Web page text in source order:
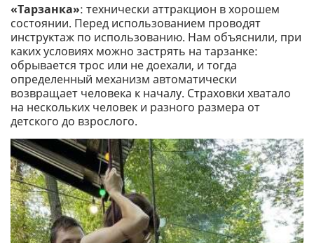
«Тарзанка»: технически аттракцион в хорошем
состоянии. Перед использованием проводят
инструктаж по использованию. Нам объяснили, при
каких условиях можно застрять на тарзанке:
обрывается трос или не доехали, и тогда
определенный механизм автоматически
возвращает человека к началу. Страховки хватало
на нескольких человек и разного размера от
детского до взрослого.